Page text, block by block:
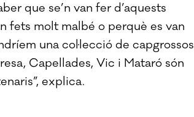
que se’n van fer d’aquests
fets molt malbé o perquè es van
una col·lecció de capgrossos
Capellades, Vic i Mataró són
explica.